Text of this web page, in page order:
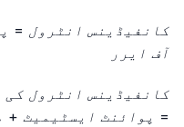
کانفیڈینس انٹرول =
آف ایرر
= پوائنٹ ایسٹیمیٹ +